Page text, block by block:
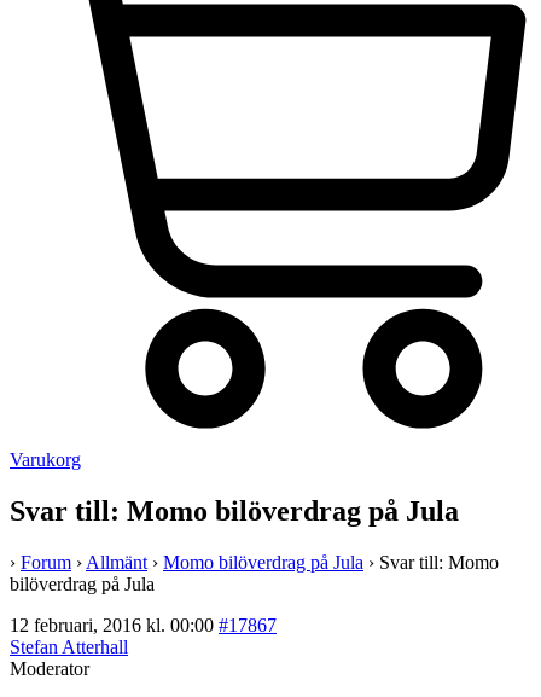
Varukorg
Svar till: Momo bilöverdrag på Jula
› Forum › Allmänt › Momo bilöverdrag på Jula › Svar till: Momo
bilöverdrag på Jula
12 februari, 2016 kl. 00:00 #17867
Stefan Atterhall
Moderator